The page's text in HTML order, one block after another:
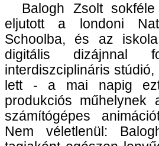
Balogh Zsolt sokféle
eljutott a londoni
Schoolba, és az
digitális dizájnnal
interdiszciplináris
lett - a mai napig
produkciós
számítógépes
Nem véletlenül: